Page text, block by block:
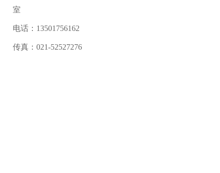
室
电话：13501756162
传真：021-52527276